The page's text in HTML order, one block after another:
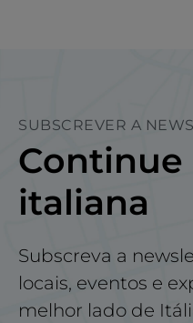
SUBSCREVER A
Continue
italiana
Subscreva a
locais, eventos e
melhor lado de